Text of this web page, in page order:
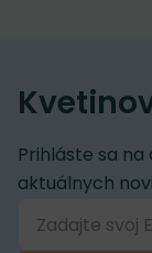
Prihláste sa
aktuálnych